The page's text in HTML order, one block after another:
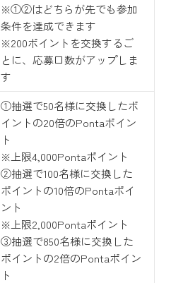
※①②はどちらが先でも参加
条件を達成できます
※200ポイントを交換するご
とに、応募口数がアップしま
す
①抽選で50名様に交換したポ
イントの20倍のPontaポイン
ト
※上限4,000Pontaポイント
②抽選で100名様に交換した
ポイントの10倍のPontaポイ
ント
※上限2,000Pontaポイント
③抽選で850名様に交換した
ポイントの2倍のPontaポイン
ト